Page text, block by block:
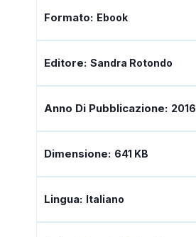
Formato: Ebook
Editore: Sandra Rotondo
Anno Di Pubblicazione: 2016
Dimensione: 641 KB
Lingua: Italiano